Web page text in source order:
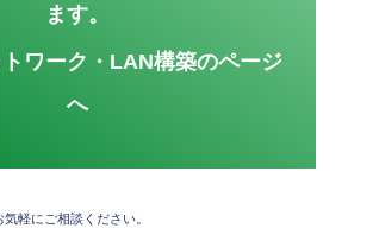
ます。
ワーク・LAN構築のページ
へ
気軽にご相談ください。